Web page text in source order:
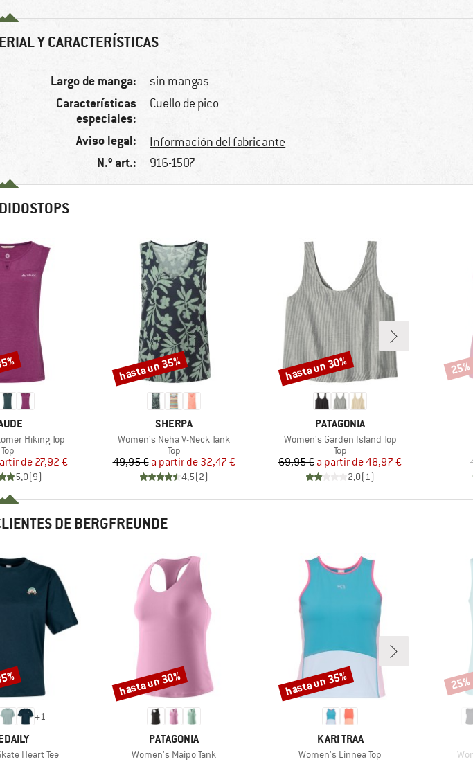
Y CARACTERÍSTICAS
Largo de manga: sin mangas
Características
especiales:
Cuello de pico
Aviso legal: Información del fabricante
N.º art.: 916-1507
Hiking Top
Product group
Top
Precio
Precio reducido
de 27,92 €
5,0(9)
MARCA
SHERPA
Artículo
Women's Neha V-Neck Tank
Product group
Top
Precio
49,95 € Precio reducido
a partir de 32,47 €
4,5(2)
Descuento
hasta un 35%
MARCA
PATAGONIA
Artículo
Women's Garden Island Top
Product group
Top
Precio
69,95 € Precio reducido
a partir de48,97 €
2,0(1)
Descuento
hasta un 30% 25%
DE BERGFREUNDE
+1
Heart Tee
MARCA
PATAGONIA
Artículo
Women's Maipo Tank
Descuento
hasta un 30%
MARCA
KARI TRAA
Artículo
Women's Linnea Top
Descuento
hasta un 35% 25%